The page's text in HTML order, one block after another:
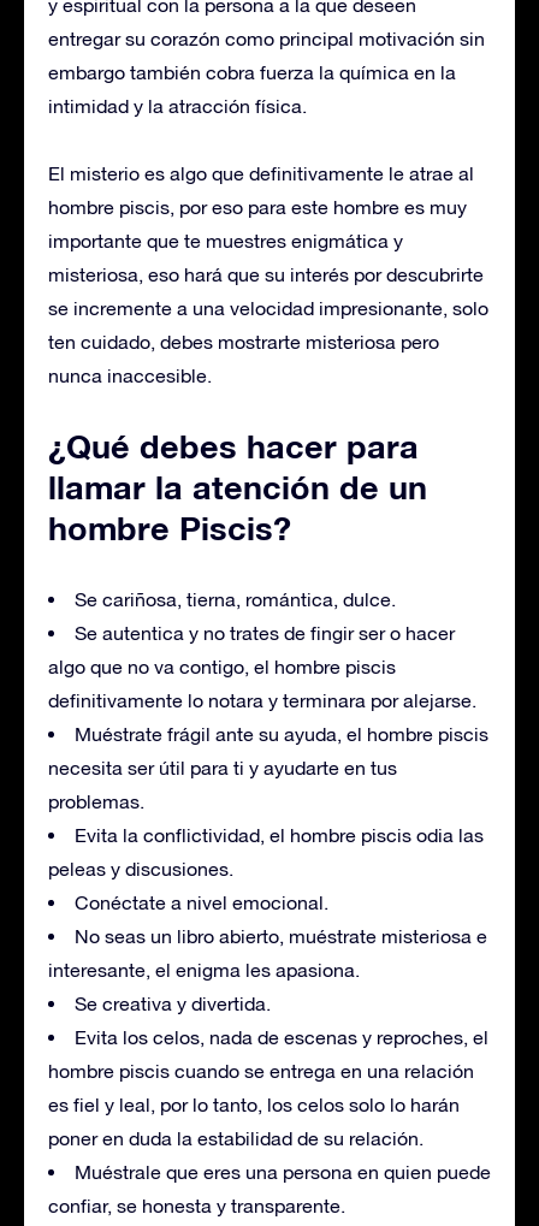
y espiritual con la persona a la que deseen
entregar su corazón como principal motivación sin
embargo también cobra fuerza la química en la
intimidad y la atracción física.
El misterio es algo que definitivamente le atrae al
hombre piscis, por eso para este hombre es muy
importante que te muestres enigmática y
misteriosa, eso hará que su interés por descubrirte
se incremente a una velocidad impresionante, solo
ten cuidado, debes mostrarte misteriosa pero
nunca inaccesible.
¿Qué debes hacer para
llamar la atención de un
hombre Piscis?
Se cariñosa, tierna, romántica, dulce.
Se autentica y no trates de fingir ser o hacer
algo que no va contigo, el hombre piscis
definitivamente lo notara y terminara por alejarse.
Muéstrate frágil ante su ayuda, el hombre piscis
necesita ser útil para ti y ayudarte en tus
problemas.
Evita la conflictividad, el hombre piscis odia las
peleas y discusiones.
Conéctate a nivel emocional.
No seas un libro abierto, muéstrate misteriosa e
interesante, el enigma les apasiona.
Se creativa y divertida.
Evita los celos, nada de escenas y reproches, el
hombre piscis cuando se entrega en una relación
es fiel y leal, por lo tanto, los celos solo lo harán
poner en duda la estabilidad de su relación.
Muéstrale que eres una persona en quien puede
confiar, se honesta y transparente.